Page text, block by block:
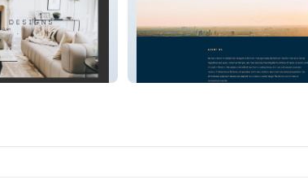
Greenwood Defense Law Firm